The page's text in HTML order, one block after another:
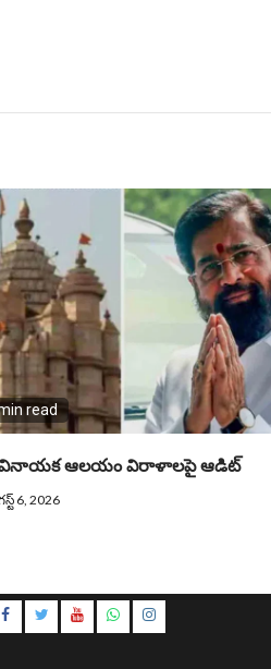
read
ఆలయం విరాళాలపై ఆడిట్‌
6, 2026
Instagram